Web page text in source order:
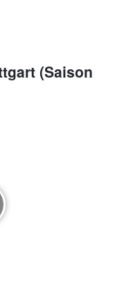
(Saison